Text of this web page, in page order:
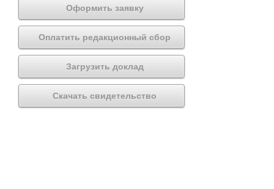
Оформить заявку
Оплатить редакционный сбор
Загрузить доклад
Скачать свидетельство